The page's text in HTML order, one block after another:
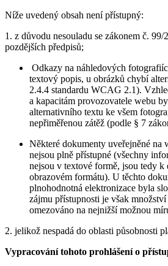
Níže uvedený obsah není přístupný:
1. z důvodu nesouladu se zákonem č. 99/
pozdějších předpisů;
Odkazy na náhledových
textový popis, u obrázků chybí
2.4.4 standardu WCAG 2.1).
a kapacitám provozovatele webu
alternativního textu ke všem
nepřiměřenou zátěž (podle § 7
Některé dokumenty uveřejněné na
nejsou plně přístupné (všechny
nejsou v textové formě, jsou tedy k
obrazovém formátu). U těchto
plnohodnotná elektronizace byla
zájmu přístupnosti je však
omezováno na nejnižší možnou
2. jelikož nespadá do oblasti působnosti
Vypracování tohoto prohlášení o